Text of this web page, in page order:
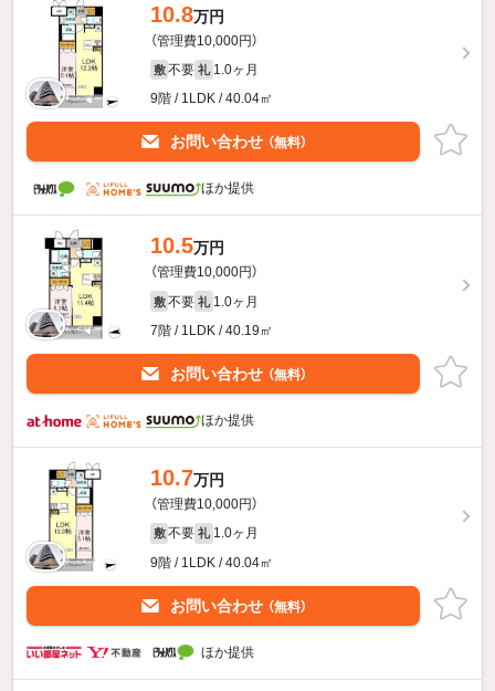
10.8万円
（管理費10,000円）
敷 不要 礼 1.0ヶ月
9階 / 1LDK / 40.04㎡
お問い合わせ （無料）
ほか提供
10.5万円
（管理費10,000円）
敷 不要 礼 1.0ヶ月
7階 / 1LDK / 40.19㎡
お問い合わせ （無料）
ほか提供
10.7万円
（管理費10,000円）
敷 不要 礼 1.0ヶ月
9階 / 1LDK / 40.04㎡
お問い合わせ （無料）
ほか提供